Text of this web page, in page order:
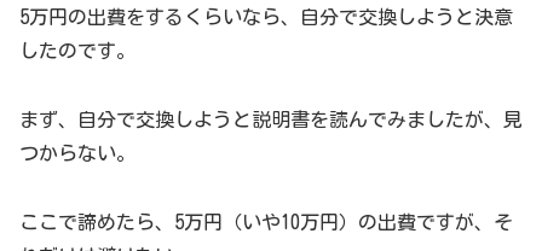
5万円の出費をするくらいなら、自分で交換しようと決意
したのです。
まず、自分で交換しようと説明書を読んでみましたが、見
つからない。
ここで諦めたら、5万円（いや10万円）の出費ですが、そ